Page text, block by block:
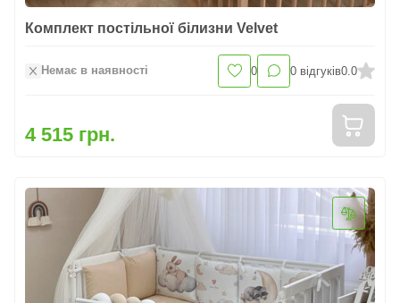
Комплект постільної білизни Velvet
Немає в наявності 0 0 відгуків0.0
4 515 грн.